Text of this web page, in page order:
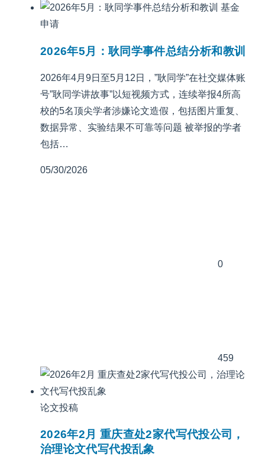
基金
申请
2026年5月：耿同学事件总结分析和教训
2026年4月9日至5月12日，”耿同学”在社交媒体账
号”耿同学讲故事”以短视频方式，连续举报4所高
校的5名顶尖学者涉嫌论文造假，包括图片重复、
数据异常、实验结果不可靠等问题 被举报的学者
包括…
05/30/2026
0
459
论文投稿
2026年2月 重庆查处2家代写代投公司，
治理论文代写代投乱象